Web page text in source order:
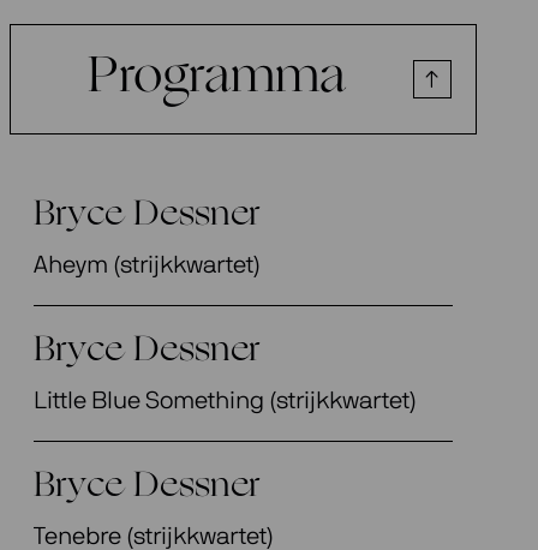
Programma
Bryce Dessner
Aheym (strijkkwartet)
Bryce Dessner
Little Blue Something (strijkkwartet)
Bryce Dessner
Tenebre (strijkkwartet)